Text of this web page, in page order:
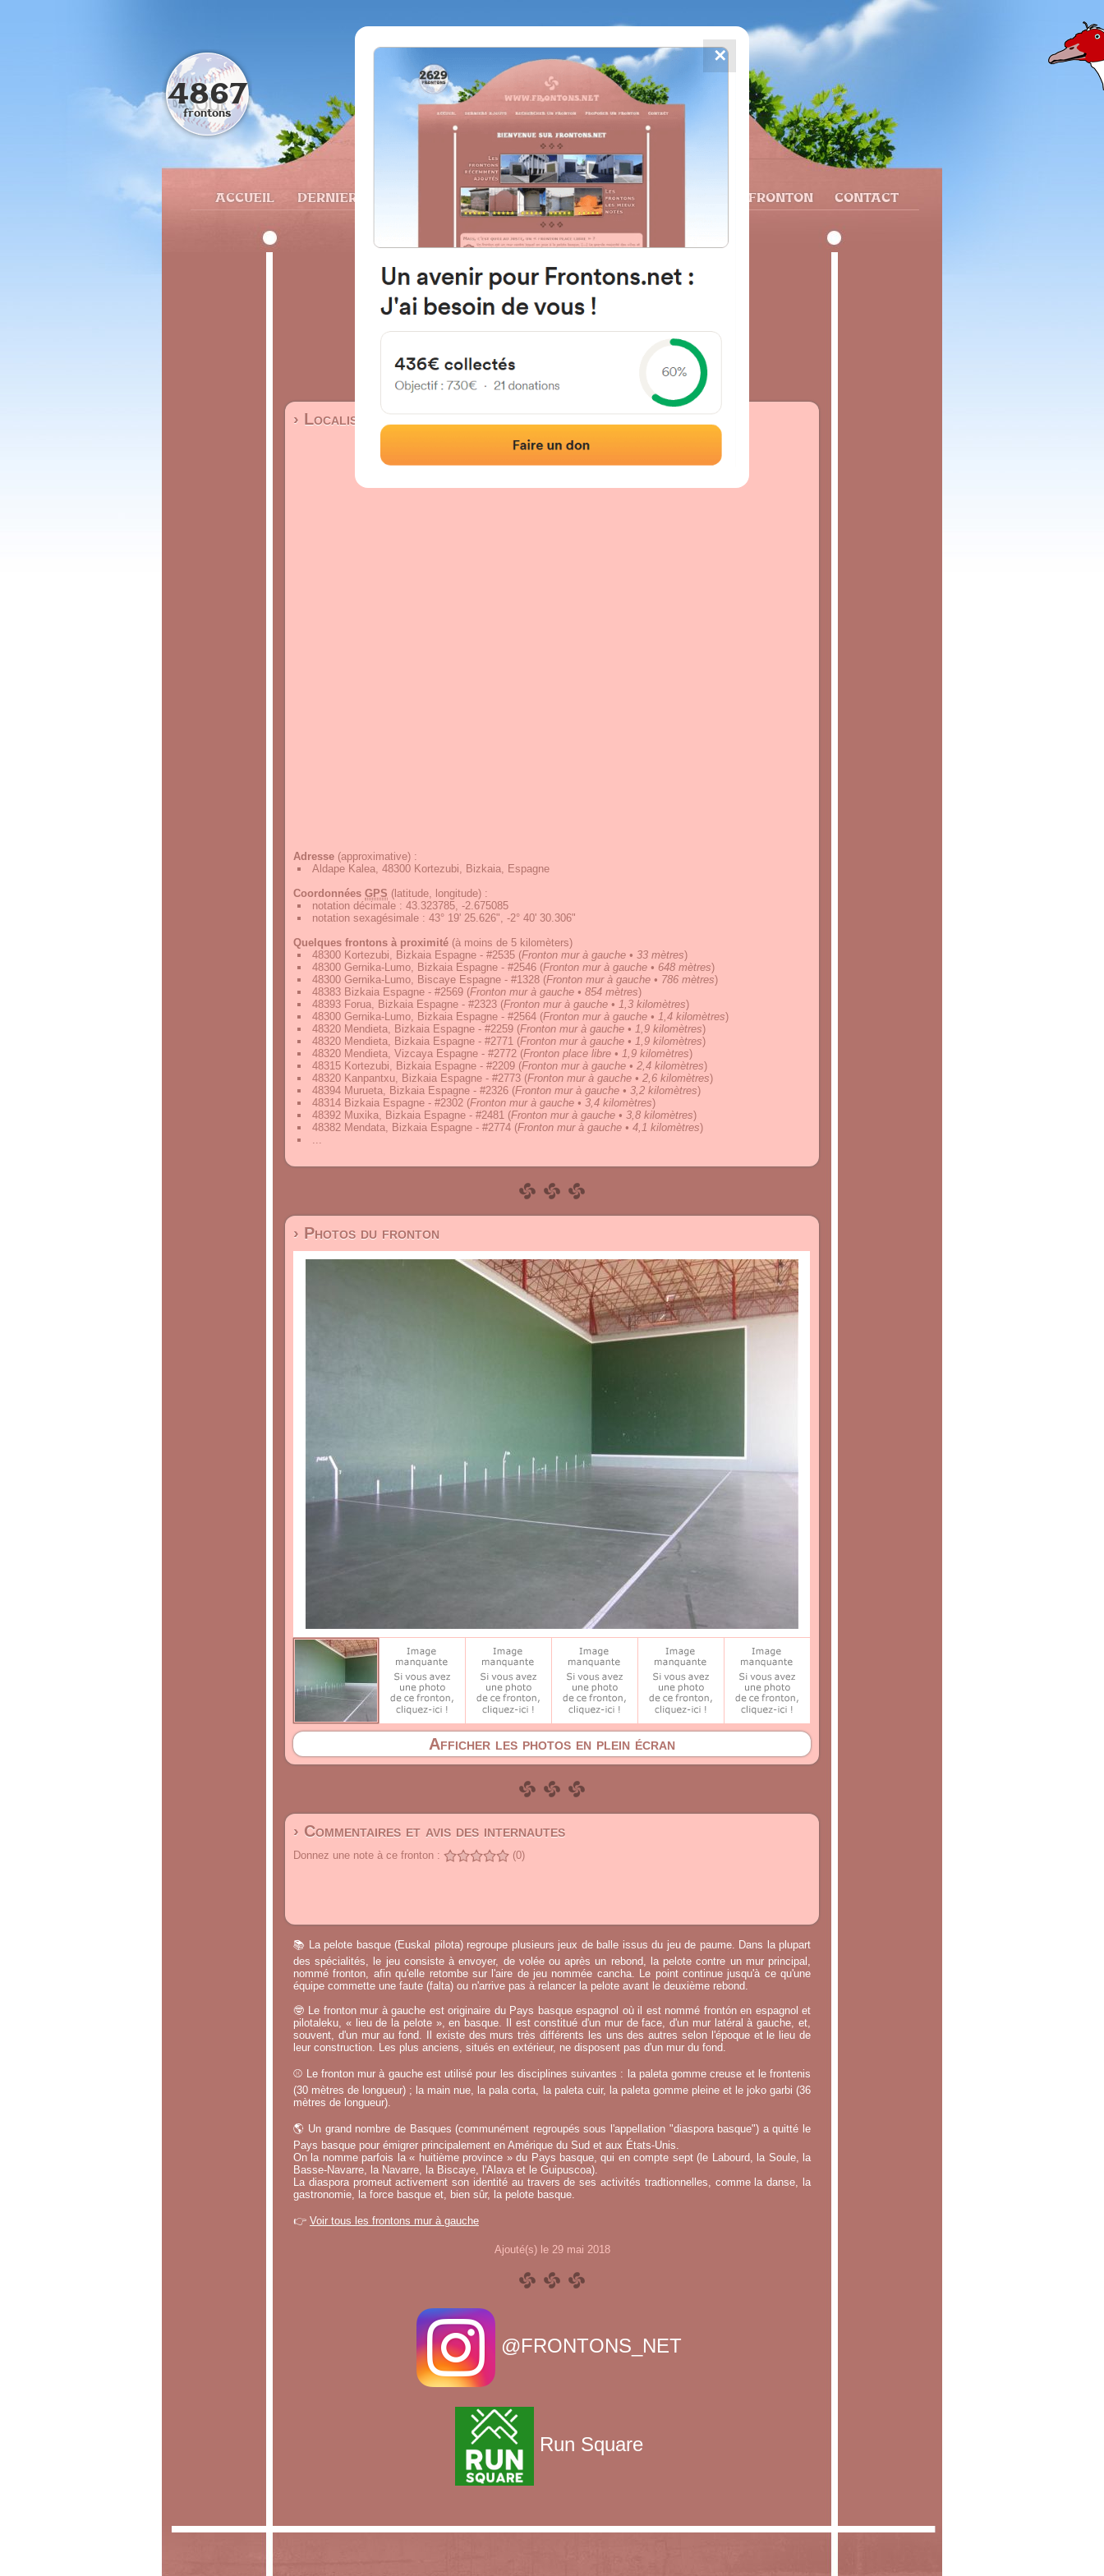
FRONTONS.NET
ACCUEIL DERNIERS AJOUTS RECHERCHER UN FRONTON PROPOSER UN FRONTON CONTACT
4867
frontons
48300 Kortezubi, Bizkaia Espagne
Aldape Kalea
#2534
Localisation|Photos|Commentaires et avis
› Localisation du fronton
Adresse (approximative) :
Aldape Kalea, 48300 Kortezubi, Bizkaia, Espagne
Coordonnées GPS (latitude, longitude) :
notation décimale : 43.323785, -2.675085
notation sexagésimale : 43° 19' 25.626", -2° 40' 30.306"
Quelques frontons à proximité (à moins de 5 kilomèters)
48300 Kortezubi, Bizkaia Espagne - #2535 (Fronton mur à gauche • 33 mètres)
48300 Gernika-Lumo, Bizkaia Espagne - #2546 (Fronton mur à gauche • 648 mètres)
48300 Gernika-Lumo, Biscaye Espagne - #1328 (Fronton mur à gauche • 786 mètres)
48383 Bizkaia Espagne - #2569 (Fronton mur à gauche • 854 mètres)
48393 Forua, Bizkaia Espagne - #2323 (Fronton mur à gauche • 1,3 kilomètres)
48300 Gernika-Lumo, Bizkaia Espagne - #2564 (Fronton mur à gauche • 1,4 kilomètres)
48320 Mendieta, Bizkaia Espagne - #2259 (Fronton mur à gauche • 1,9 kilomètres)
48320 Mendieta, Bizkaia Espagne - #2771 (Fronton mur à gauche • 1,9 kilomètres)
48320 Mendieta, Vizcaya Espagne - #2772 (Fronton place libre • 1,9 kilomètres)
48315 Kortezubi, Bizkaia Espagne - #2209 (Fronton mur à gauche • 2,4 kilomètres)
48320 Kanpantxu, Bizkaia Espagne - #2773 (Fronton mur à gauche • 2,6 kilomètres)
48394 Murueta, Bizkaia Espagne - #2326 (Fronton mur à gauche • 3,2 kilomètres)
48314 Bizkaia Espagne - #2302 (Fronton mur à gauche • 3,4 kilomètres)
48392 Muxika, Bizkaia Espagne - #2481 (Fronton mur à gauche • 3,8 kilomètres)
48382 Mendata, Bizkaia Espagne - #2774 (Fronton mur à gauche • 4,1 kilomètres)
...
› Photos du fronton
Afficher les photos en plein écran
› Commentaires et avis des internautes
Donnez une note à ce fronton : (0)
📚 La pelote basque (Euskal pilota) regroupe plusieurs jeux de balle issus du jeu de paume. Dans la plupart
des spécialités, le jeu consiste à envoyer, de volée ou après un rebond, la pelote contre un mur principal,
nommé fronton, afin qu'elle retombe sur l'aire de jeu nommée cancha. Le point continue jusqu'à ce qu'une
équipe commette une faute (falta) ou n'arrive pas à relancer la pelote avant le deuxième rebond.
🤓 Le fronton mur à gauche est originaire du Pays basque espagnol où il est nommé frontón en espagnol et
pilotaleku, « lieu de la pelote », en basque. Il est constitué d'un mur de face, d'un mur latéral à gauche, et,
souvent, d'un mur au fond. Il existe des murs très différents les uns des autres selon l'époque et le lieu de
leur construction. Les plus anciens, situés en extérieur, ne disposent pas d'un mur du fond.
⚾ Le fronton mur à gauche est utilisé pour les disciplines suivantes : la paleta gomme creuse et le frontenis
(30 mètres de longueur) ; la main nue, la pala corta, la paleta cuir, la paleta gomme pleine et le joko garbi (36
mètres de longueur).
🌎 Un grand nombre de Basques (communément regroupés sous l'appellation "diaspora basque") a quitté le
Pays basque pour émigrer principalement en Amérique du Sud et aux États-Unis.
On la nomme parfois la « huitième province » du Pays basque, qui en compte sept (le Labourd, la Soule, la
Basse-Navarre, la Navarre, la Biscaye, l'Alava et le Guipuscoa).
La diaspora promeut activement son identité au travers de ses activités tradtionnelles, comme la danse, la
gastronomie, la force basque et, bien sûr, la pelote basque.
👉 Voir tous les frontons mur à gauche
Ajouté(s) le 29 mai 2018
@FRONTONS_NET
Run Square
✕